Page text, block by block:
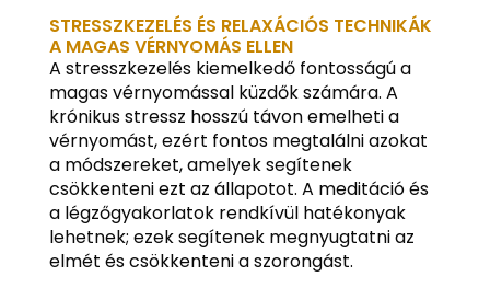
STRESSZKEZELÉS ÉS RELAXÁCIÓS TECHNIKÁK
A MAGAS VÉRNYOMÁS ELLEN
A stresszkezelés kiemelkedő fontosságú a
magas vérnyomással küzdők számára. A
krónikus stressz hosszú távon emelheti a
vérnyomást, ezért fontos megtalálni azokat
a módszereket, amelyek segítenek
csökkenteni ezt az állapotot. A meditáció és
a légzőgyakorlatok rendkívül hatékonyak
lehetnek; ezek segítenek megnyugtatni az
elmét és csökkenteni a szorongást.